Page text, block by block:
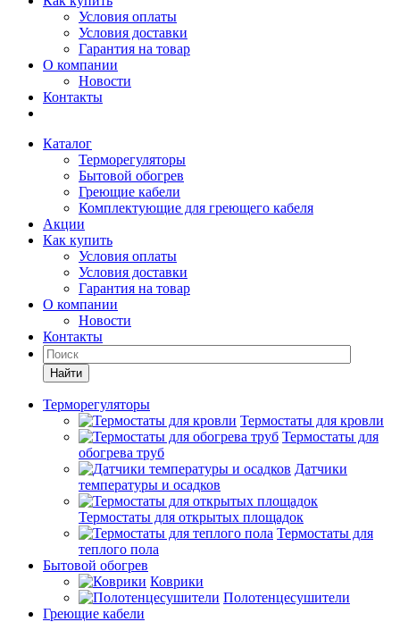
Условия оплаты
Условия доставки
Гарантия на товар
О компании
Новости
Контакты
Каталог
Терморегуляторы
Бытовой обогрев
Греющие кабели
Комплектующие для греющего кабеля
Акции
Как купить
Условия оплаты
Условия доставки
Гарантия на товар
О компании
Новости
Контакты
Найти
Терморегуляторы
Термостаты для кровли
Термостаты для
обогрева труб
Датчики
температуры и осадков
Термостаты для открытых площадок
Термостаты для
теплого пола
Бытовой обогрев
Коврики
Полотенцесушители
Греющие кабели